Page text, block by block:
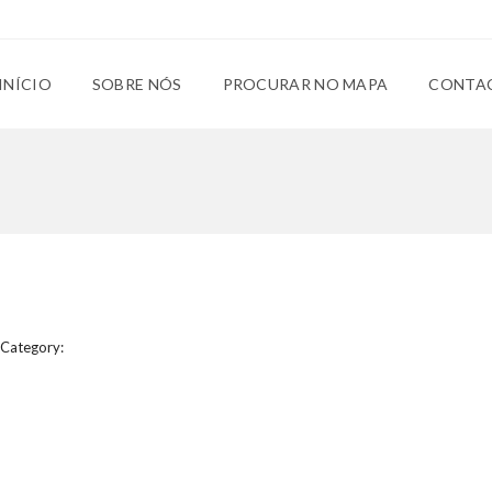
INÍCIO SOBRE NÓS PROCURAR NO MAPA
Category: